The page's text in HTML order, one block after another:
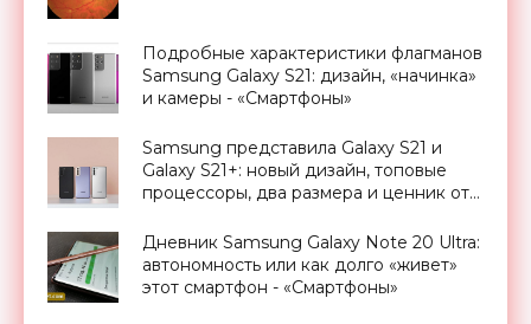
Подробные характеристики флагманов
Samsung Galaxy S21: дизайн, «начинка»
и камеры - «Смартфоны»
Samsung представила Galaxy S21 и
Galaxy S21+: новый дизайн, топовые
процессоры, два размера и ценник от
Дневник Samsung Galaxy Note 20 Ultra:
автономность или как долго «живет»
этот смартфон - «Смартфоны»